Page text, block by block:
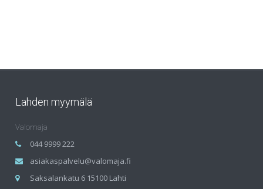
Lahden myymälä
Valomaja
044 9999 222
asiakaspalvelu@valomaja.fi
Saksalankatu 6 15100 Lahti